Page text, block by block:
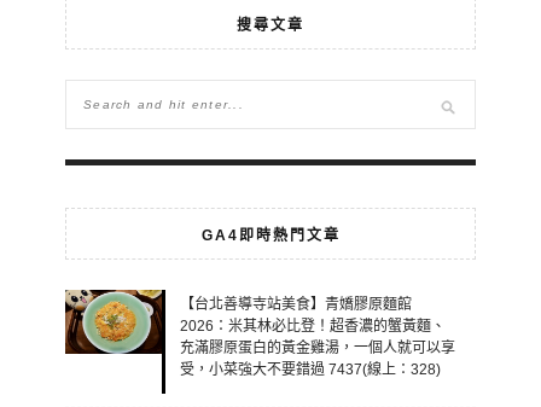
搜尋文章
GA4即時熱門文章
【台北善導寺站美食】青嬌膠原麵館
2026：米其林必比登！超香濃的蟹黃麵、
充滿膠原蛋白的黃金雞湯，一個人就可以享
受，小菜強大不要錯過 7437(線上：328)